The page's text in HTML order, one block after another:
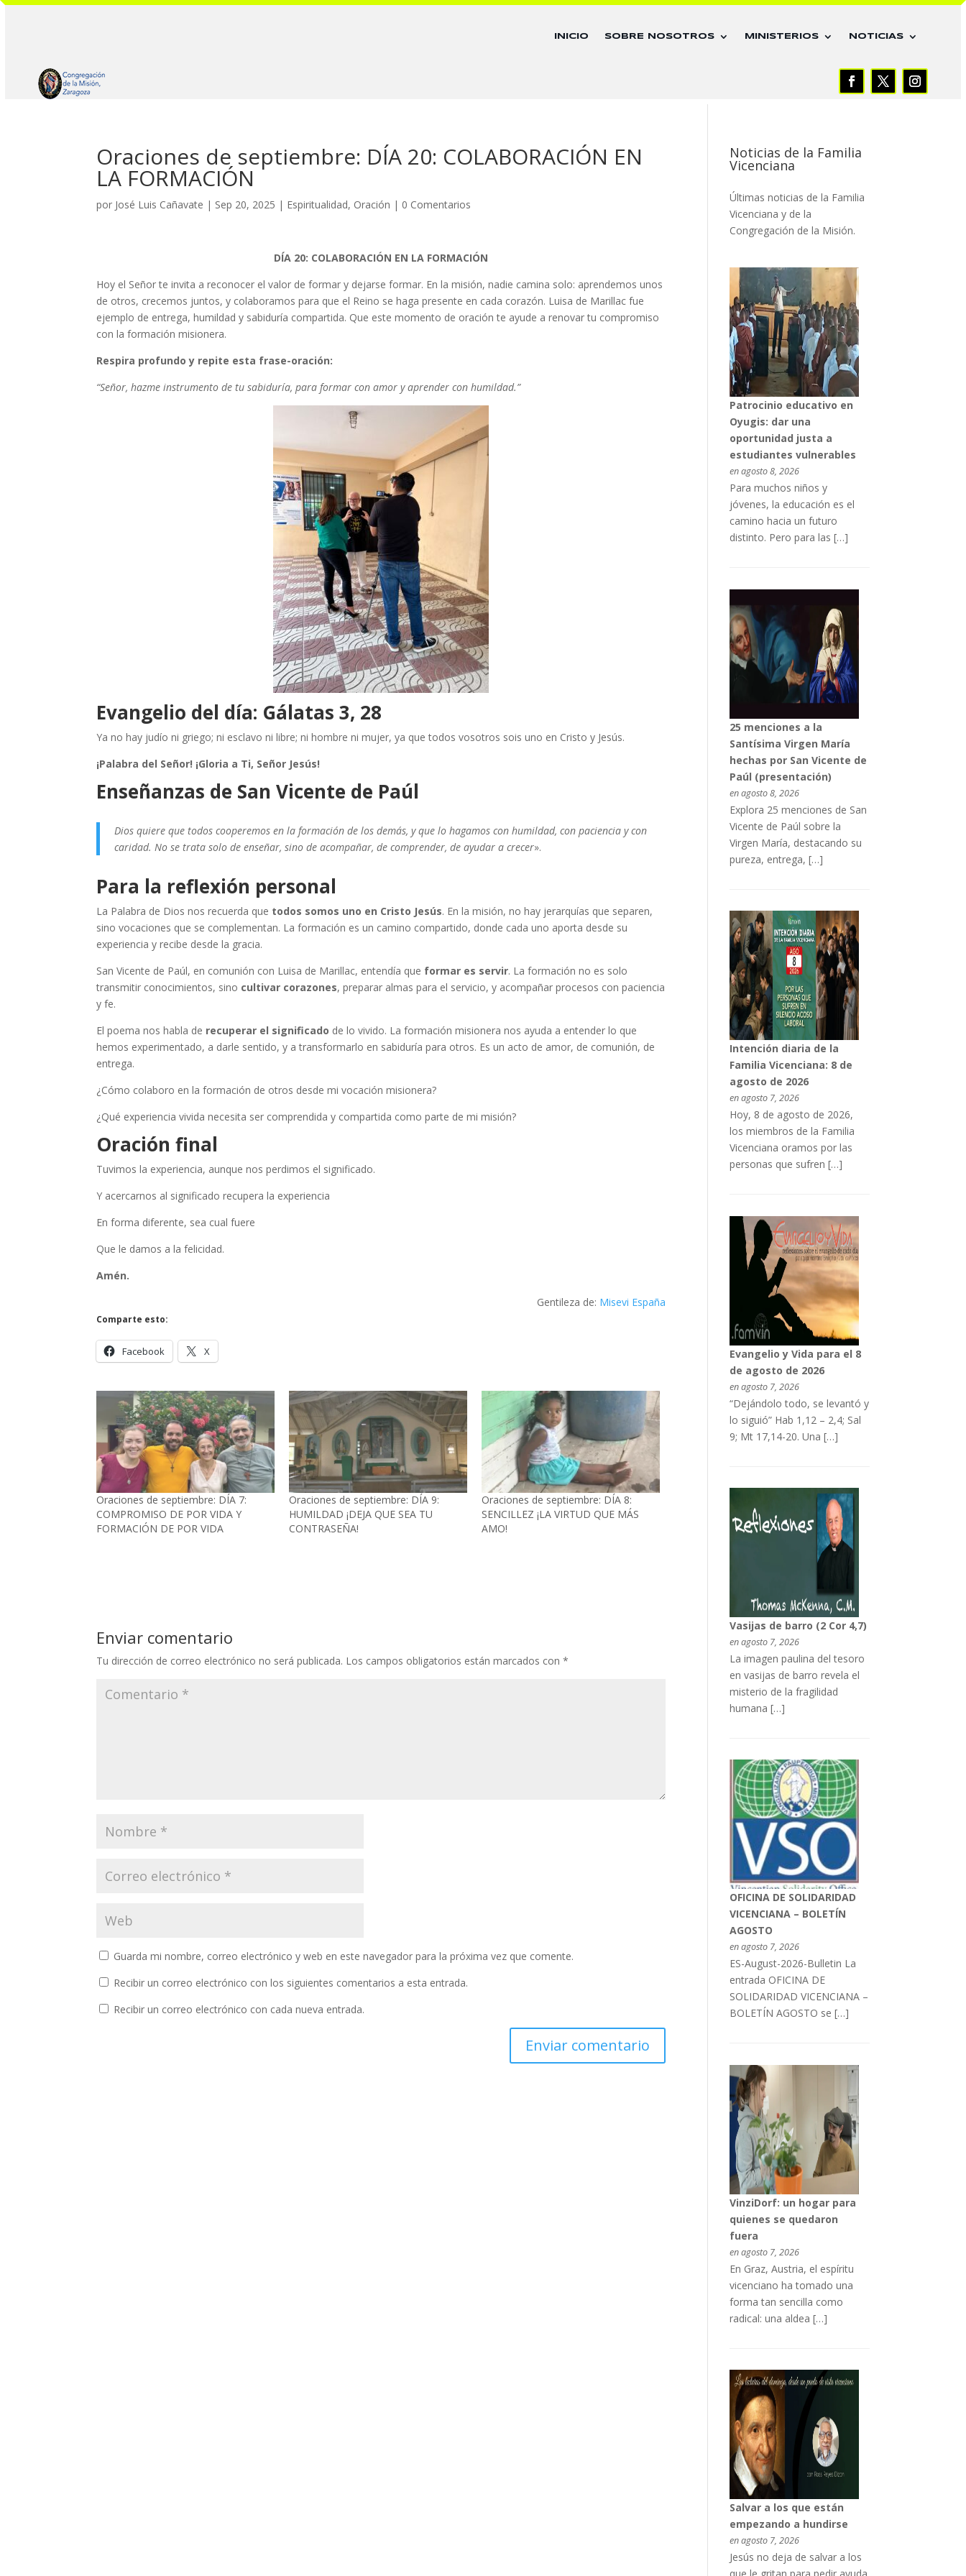
INICIO SOBRE NOSOTROS MINISTERIOS NOTICIAS
Oraciones de septiembre: DÍA 20: COLABORACIÓN EN
LA FORMACIÓN
por José Luis Cañavate | Sep 20, 2025 | Espiritualidad, Oración | 0 Comentarios
DÍA 20: COLABORACIÓN EN LA FORMACIÓN
Hoy el Señor te invita a reconocer el valor de formar y dejarse formar. En la misión, nadie camina solo: aprendemos unos
de otros, crecemos juntos, y colaboramos para que el Reino se haga presente en cada corazón. Luisa de Marillac fue
ejemplo de entrega, humildad y sabiduría compartida. Que este momento de oración te ayude a renovar tu compromiso
con la formación misionera.
Respira profundo y repite esta frase-oración:
“Señor, hazme instrumento de tu sabiduría, para formar con amor y aprender con humildad.”
Evangelio del día: Gálatas 3, 28
Ya no hay judío ni griego; ni esclavo ni libre; ni hombre ni mujer, ya que todos vosotros sois uno en Cristo y Jesús.
¡Palabra del Señor! ¡Gloria a Ti, Señor Jesús!
Enseñanzas de San Vicente de Paúl
Dios quiere que todos cooperemos en la formación de los demás, y que lo hagamos con humildad, con paciencia y con
caridad. No se trata solo de enseñar, sino de acompañar, de comprender, de ayudar a crecer».
Para la reflexión personal
La Palabra de Dios nos recuerda que todos somos uno en Cristo Jesús. En la misión, no hay jerarquías que separen,
sino vocaciones que se complementan. La formación es un camino compartido, donde cada uno aporta desde su
experiencia y recibe desde la gracia.
San Vicente de Paúl, en comunión con Luisa de Marillac, entendía que formar es servir. La formación no es solo
transmitir conocimientos, sino cultivar corazones, preparar almas para el servicio, y acompañar procesos con paciencia
y fe.
El poema nos habla de recuperar el significado de lo vivido. La formación misionera nos ayuda a entender lo que
hemos experimentado, a darle sentido, y a transformarlo en sabiduría para otros. Es un acto de amor, de comunión, de
entrega.
¿Cómo colaboro en la formación de otros desde mi vocación misionera?
¿Qué experiencia vivida necesita ser comprendida y compartida como parte de mi misión?
Oración final
Tuvimos la experiencia, aunque nos perdimos el significado.
Y acercarnos al significado recupera la experiencia
En forma diferente, sea cual fuere
Que le damos a la felicidad.
Amén.
Gentileza de: Misevi España
Comparte esto:
Facebook X
Oraciones de septiembre: DÍA 7:
COMPROMISO DE POR VIDA Y
FORMACIÓN DE POR VIDA
Oraciones de septiembre: DÍA 9:
HUMILDAD ¡DEJA QUE SEA TU
CONTRASEÑA!
Oraciones de septiembre: DÍA 8:
SENCILLEZ ¡LA VIRTUD QUE MÁS
AMO!
Enviar comentario
Tu dirección de correo electrónico no será publicada. Los campos obligatorios están marcados con*
Guarda mi nombre, correo electrónico y web en este navegador para la próxima vez que comente.
Recibir un correo electrónico con los siguientes comentarios a esta entrada.
Recibir un correo electrónico con cada nueva entrada.
Noticias de la Familia
Vicenciana
Últimas noticias de la Familia
Vicenciana y de la
Congregación de la Misión.
Patrocinio educativo en
Oyugis: dar una
oportunidad justa a
estudiantes vulnerables
en agosto 8, 2026
Para muchos niños y
jóvenes, la educación es el
camino hacia un futuro
distinto. Pero para las […]
25 menciones a la
Santísima Virgen María
hechas por San Vicente de
Paúl (presentación)
en agosto 8, 2026
Explora 25 menciones de San
Vicente de Paúl sobre la
Virgen María, destacando su
pureza, entrega, […]
Intención diaria de la
Familia Vicenciana: 8 de
agosto de 2026
en agosto 7, 2026
Hoy, 8 de agosto de 2026,
los miembros de la Familia
Vicenciana oramos por las
personas que sufren […]
Evangelio y Vida para el 8
de agosto de 2026
en agosto 7, 2026
“Dejándolo todo, se levantó y
lo siguió” Hab 1,12 – 2,4; Sal
9; Mt 17,14-20. Una […]
Vasijas de barro (2 Cor 4,7)
en agosto 7, 2026
La imagen paulina del tesoro
en vasijas de barro revela el
misterio de la fragilidad
humana […]
OFICINA DE SOLIDARIDAD
VICENCIANA – BOLETÍN
AGOSTO
en agosto 7, 2026
ES-August-2026-Bulletin La
entrada OFICINA DE
SOLIDARIDAD VICENCIANA –
BOLETÍN AGOSTO se […]
VinziDorf: un hogar para
quienes se quedaron
fuera
en agosto 7, 2026
En Graz, Austria, el espíritu
vicenciano ha tomado una
forma tan sencilla como
radical: una aldea […]
Salvar a los que están
empezando a hundirse
en agosto 7, 2026
Jesús no deja de salvar a los